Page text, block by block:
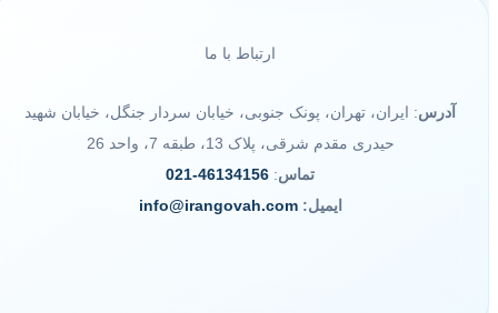
ارتباط با ما
آدرس: ایران، تهران، پونک جنوبی، خیابان سردار جنگل، خیابان شهید
حیدری مقدم شرقی، پلاک 13، طبقه 7، واحد 26
تماس:
46134156-021
ایمیل: info@irangovah.com